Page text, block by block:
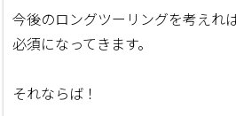
今後のロングツーリングを考えれ
必須になってきます。
それならば！